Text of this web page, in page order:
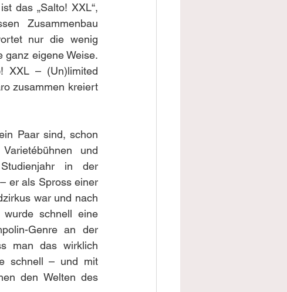
das „Salto! XXL“,
Zusammenbau
nur die wenig
ganz eigene Weise.
XXL – (Un)limited
zusammen kreiert
Paar sind, schon
und
Studienjahr in der
er als Spross einer
war und nach
schnell eine
Genre an der
man das wirklich
schnell – und mit
den Welten des